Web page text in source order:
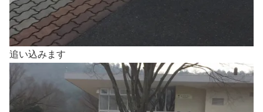
追い込みます